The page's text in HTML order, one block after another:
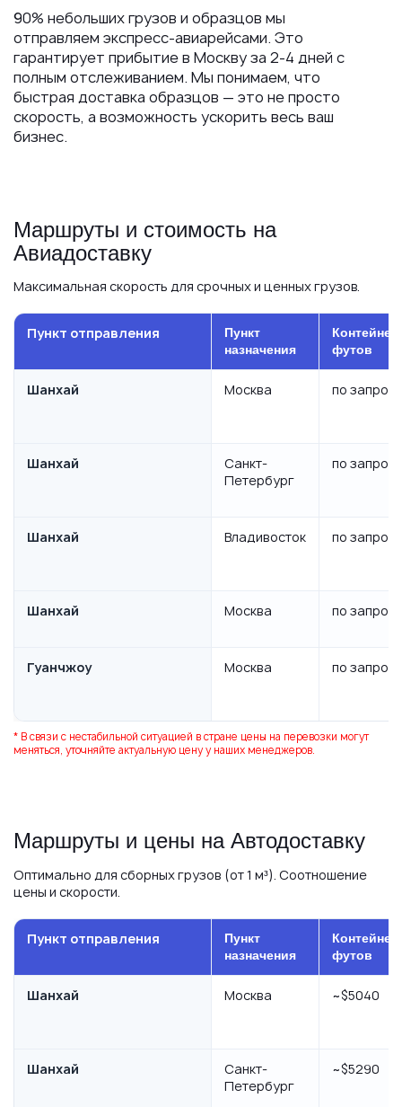
90% небольших грузов и образцов мы
отправляем экспресс-авиарейсами. Это
гарантирует прибытие в Москву за 2-4 дней с
полным отслеживанием. Мы понимаем, что
быстрая доставка образцов — это не просто
скорость, а возможность ускорить весь ваш
бизнес.
Маршруты и стоимость на
Авиадоставку
Максимальная скорость для срочных и ценных грузов.
Пункт отправления
Пункт
назначения
Контейнер
футов
Шанхай Москва по запросу
Шанхай
Санкт-
Петербург
по запросу
Шанхай Владивосток по запросу
Шанхай Москва по запросу
Гуанчжоу Москва по запросу
* В связи с нестабильной ситуацией в стране цены на перевозки могут
меняться, уточняйте актуальную цену у наших менеджеров.
Маршруты и цены на Автодоставку
Оптимально для сборных грузов (от 1 м³). Соотношение
цены и скорости.
Пункт отправления
Пункт
назначения
Контейнер
футов
Шанхай Москва ~$5040
Шанхай
Санкт-
Петербург
~$5290